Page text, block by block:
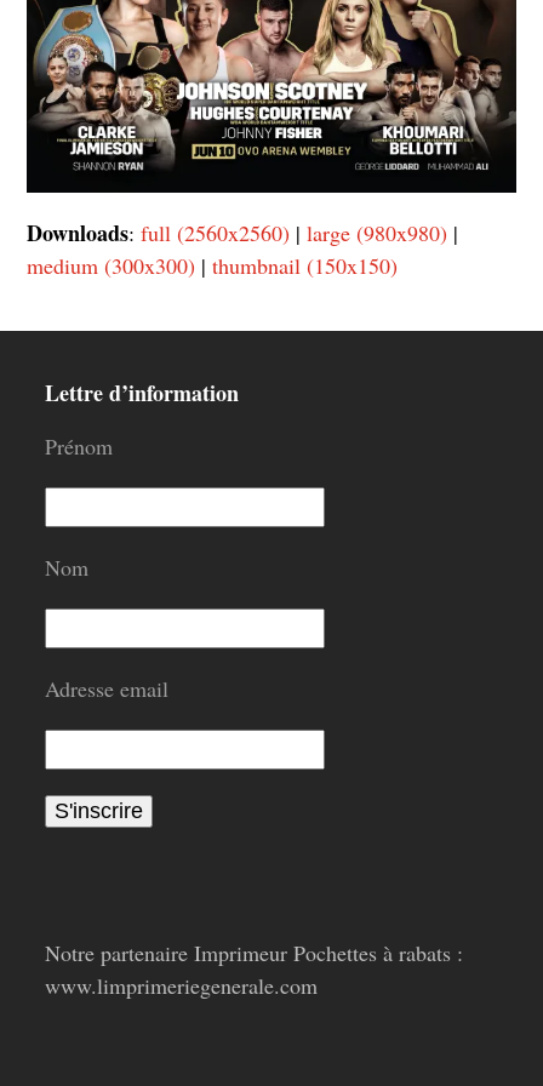
Downloads:full (2560x2560) |large (980x980) |
medium (300x300) |thumbnail (150x150)
Lettre d’information
Prénom
Nom
Adresse email
Notre partenaire Imprimeur Pochettes à rabats :
www.limprimeriegenerale.com